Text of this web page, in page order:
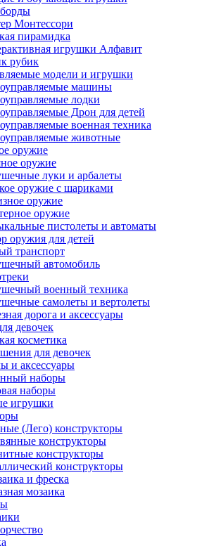
Монтессори
пирамидка
игрушки Алфавит
рубик
модели и игрушки
машины
лодки
Дрон для детей
военная техника
животные
оружие
оружие
луки и арбалеты
оружие с шариками
оружие
оружие
пистолеты и автоматы
оружия для детей
транспорт
автомобиль
военный техника
самолеты и вертолеты
дорога и аксессуары
девочек
косметика
для девочек
и аксессуары
наборы
наборы
игрушки
(Лего) конструкторы
конструкторы
конструкторы
конструкторы
и фреска
мозаика